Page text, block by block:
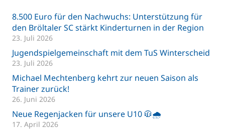
8.500 Euro für den Nachwuchs: Unterstützung für
den Bröltaler SC stärkt Kinderturnen in der Region
23. Juli 2026
Jugendspielgemeinschaft mit dem TuS Winterscheid
23. Juli 2026
Michael Mechtenberg kehrt zur neuen Saison als
Trainer zurück!
26. Juni 2026
Neue Regenjacken für unsere U10 🧥🌧️
17. April 2026